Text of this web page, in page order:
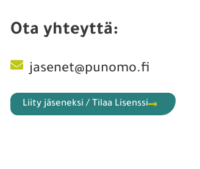
Ota yhteyttä:
jasenet@punomo.fi
Liity jäseneksi / Tilaa Lisenssi